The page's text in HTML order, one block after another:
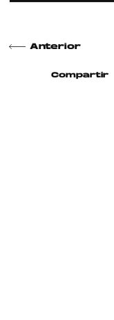
Anterior
Compartir